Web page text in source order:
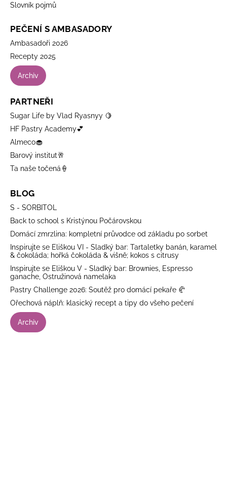
Slovník pojmů
PEČENÍ S AMBASADORY
Ambasadoři 2026
Recepty 2025
Archiv
PARTNEŘI
Sugar Life by Vlad Ryasnyy 🍋
HF Pastry Academy💕
Almeco🧁
Barový institut🥂
Ta naše točená🍦
BLOG
S - SORBITOL
Back to school s Kristýnou Počárovskou
Domácí zmrzlina: kompletní průvodce od základu po sorbet
Inspirujte se Eliškou VI - Sladký bar: Tartaletky banán, karamel
& čokoláda; hořká čokoláda & višně; kokos s citrusy
Inspirujte se Eliškou V - Sladký bar: Brownies, Espresso
ganache, Ostružinová namelaka
Pastry Challenge 2026: Soutěž pro domácí pekaře 🥐
Ořechová náplň: klasický recept a tipy do všeho pečení
Archiv